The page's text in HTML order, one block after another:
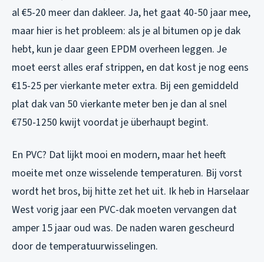
al €5-20 meer dan dakleer. Ja, het gaat 40-50 jaar mee,
maar hier is het probleem: als je al bitumen op je dak
hebt, kun je daar geen EPDM overheen leggen. Je
moet eerst alles eraf strippen, en dat kost je nog eens
€15-25 per vierkante meter extra. Bij een gemiddeld
plat dak van 50 vierkante meter ben je dan al snel
€750-1250 kwijt voordat je überhaupt begint.
En PVC? Dat lijkt mooi en modern, maar het heeft
moeite met onze wisselende temperaturen. Bij vorst
wordt het bros, bij hitte zet het uit. Ik heb in Harselaar
West vorig jaar een PVC-dak moeten vervangen dat
amper 15 jaar oud was. De naden waren gescheurd
door de temperatuurwisselingen.